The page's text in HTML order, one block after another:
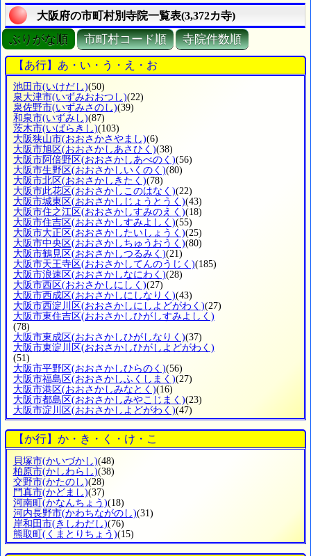
大阪府の市町村別寺院一覧表(3,372カ寺)
ぶりがな順 市町村コード順 寺院件数順
【あ行】あ・い・う・え・お
池田市(いけだし)(50)
泉大津市(いずみおおつし)(22)
泉佐野市(いずみさのし)(39)
和泉市(いずみし)(87)
茨木市(いばらきし)(103)
大阪狭山市(おおさかさやまし)(6)
大阪市旭区(おおさかしあさひく)(38)
大阪市阿倍野区(おおさかしあべのく)(56)
大阪市生野区(おおさかしいくのく)(80)
大阪市北区(おおさかしきたく)(78)
大阪市此花区(おおさかしこのはなく)(22)
大阪市城東区(おおさかしじょうとうく)(43)
大阪市住之江区(おおさかしすみのえく)(18)
大阪市住吉区(おおさかしすみよしく)(55)
大阪市大正区(おおさかしたいしょうく)(25)
大阪市中央区(おおさかしちゅうおうく)(80)
大阪市鶴見区(おおさかしつるみく)(21)
大阪市天王寺区(おおさかしてんのうじく)(185)
大阪市浪速区(おおさかしなにわく)(28)
大阪市西区(おおさかしにしく)(27)
大阪市西成区(おおさかしにしなりく)(43)
大阪市西淀川区(おおさかしにしよどがわく)(27)
大阪市東住吉区(おおさかしひがしすみよしく)
(78)
大阪市東成区(おおさかしひがしなりく)(37)
大阪市東淀川区(おおさかしひがしよどがわく)
(51)
大阪市平野区(おおさかしひらのく)(56)
大阪市福島区(おおさかしふくしまく)(27)
大阪市港区(おおさかしみなとく)(16)
大阪市都島区(おおさかしみやこじまく)(23)
大阪市淀川区(おおさかしよどがわく)(47)
【か行】か・き・く・け・こ
貝塚市(かいづかし)(48)
柏原市(かしわらし)(38)
交野市(かたのし)(28)
門真市(かどまし)(37)
河南町 (かなんちょう)(18)
河内長野市(かわちながのし)(31)
岸和田市(きしわだし)(76)
熊取町 (くまとりちょう)(15)